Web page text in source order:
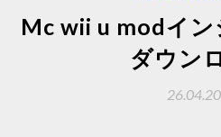
Mc wii u modイ
ダウン